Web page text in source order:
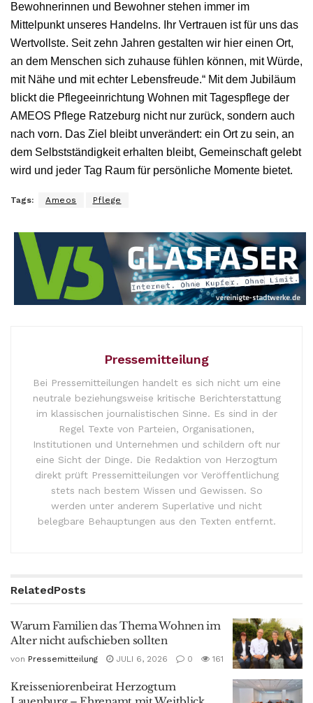
Bewohnerinnen und Bewohner stehen immer im
Mittelpunkt unseres Handelns. Ihr Vertrauen ist für uns das
Wertvollste. Seit zehn Jahren gestalten wir hier einen Ort,
an dem Menschen sich zuhause fühlen können, mit Würde,
mit Nähe und mit echter Lebensfreude.“ Mit dem Jubiläum
blickt die Pflegeeinrichtung Wohnen mit Tagespflege der
AMEOS Pflege Ratzeburg nicht nur zurück, sondern auch
nach vorn. Das Ziel bleibt unverändert: ein Ort zu sein, an
dem Selbstständigkeit erhalten bleibt, Gemeinschaft gelebt
wird und jeder Tag Raum für persönliche Momente bietet.
Tags: Ameos Pflege
Pressemitteilung
Bei Pressemitteilungen handelt es sich nicht um eine
neutrale beziehungsweise kritische Berichterstattung
im klassischen journalistischen Sinne. Es sind in der
Regel Texte von Parteien, Organisationen,
Institutionen und Unternehmen und schildern oft nur
eine Sicht der Dinge. Die Redaktion von Herzogtum
direkt prüft Pressemitteilungen vor Veröffentlichung
stets nach bestem Wissen und Gewissen. So
werden unter anderem Superlative und nicht
belegbare Behauptungen aus den Texten entfernt.
RelatedPosts
Warum Familien das Thema Wohnen im
Alter nicht aufschieben sollten
von Pressemitteilung JULI 6, 2026 0 161
Kreisseniorenbeirat Herzogtum